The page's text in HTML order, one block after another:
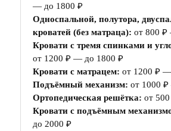
— до 1800 ₽
Односпальной, полутора,
кроватей (без матраца): от 800
Кровати с тремя спинками и
от 1200 ₽ — до 1800 ₽
Кровати с матрацем: от 1200 ₽
Подъёмный механизм: от 1000
Ортопедическая решётка: от
Кровати с подъёмным
до 2000 ₽